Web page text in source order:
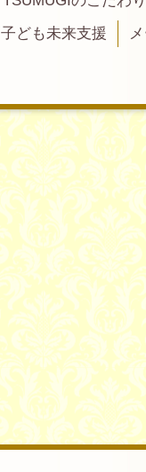
子ども未来支援